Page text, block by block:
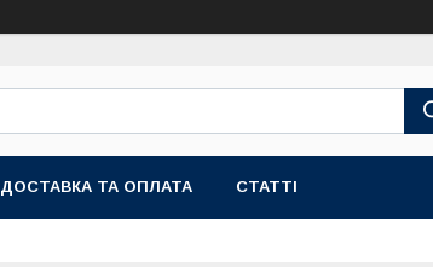
ДОСТАВКА ТА ОПЛАТА СТАТТІ